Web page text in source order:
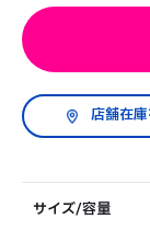
サイズ/容量